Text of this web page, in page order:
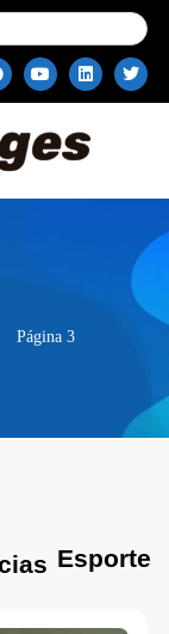
Página 3
Esporte